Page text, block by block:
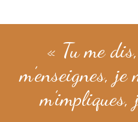
« Tu me
m’enseignes,
m’impliques,